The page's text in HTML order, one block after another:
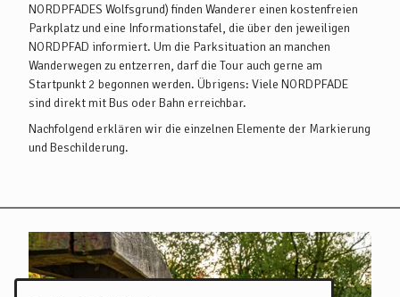
NORDPFADES Wolfsgrund) finden Wanderer einen kostenfreien
Parkplatz und eine Informationstafel, die über den jeweiligen
NORDPFAD informiert. Um die Parksituation an manchen
Wanderwegen zu entzerren, darf die Tour auch gerne am
Startpunkt 2 begonnen werden. Übrigens: Viele NORDPFADE
sind direkt mit Bus oder Bahn erreichbar.
Nachfolgend erklären wir die einzelnen Elemente der Markierung
und Beschilderung.
Markierung